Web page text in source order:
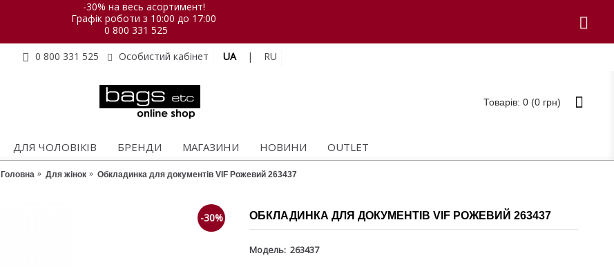
-30% на весь асортимент!
Графік роботи з 10:00 до 17:00
0 800 331 525
0 800 331 525
Особистий кабінет UA | RU
Товарів: 0 (0 грн)
ДЛЯ ЧОЛОВІКІВ БРЕНДИ МАГАЗИНИ НОВИНИ OUTLET
Головна Для жінок Обкладинка для документів VIF Рожевий 263437
-30% ОБКЛАДИНКА ДЛЯ ДОКУМЕНТІВ VIF РОЖЕВИЙ 263437
Модель: 263437